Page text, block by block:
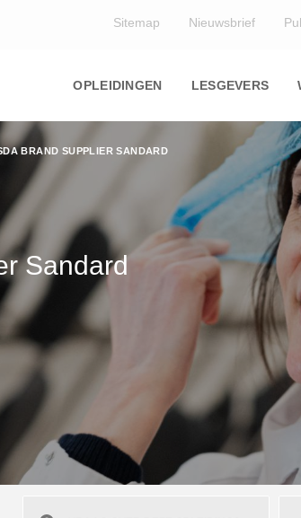
Sitemap Nieuwsbrief
navigation
OPLEIDINGEN LESGEVERS
BRAND SUPPLIER SANDARD
Sandard